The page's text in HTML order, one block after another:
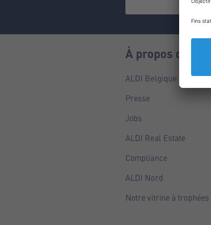
À propos de
ALDI Belgique
Presse
Jobs
ALDI Real Estate
Compliance
ALDI Nord
Notre vitrine à trophées